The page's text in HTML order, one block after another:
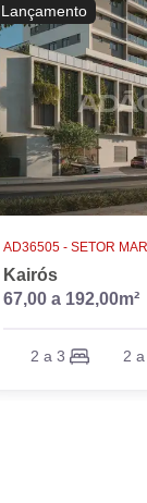
Lançamento
AD36505 - SETOR
Kairós
67,00 a 192,00m²
2 a 3 2